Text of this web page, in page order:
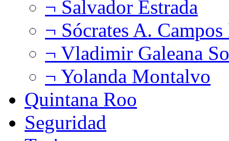
¬ Salvador Estrada
¬ Sócrates A.
¬ Vladimir Galeana
¬ Yolanda Montalvo
Quintana Roo
Seguridad